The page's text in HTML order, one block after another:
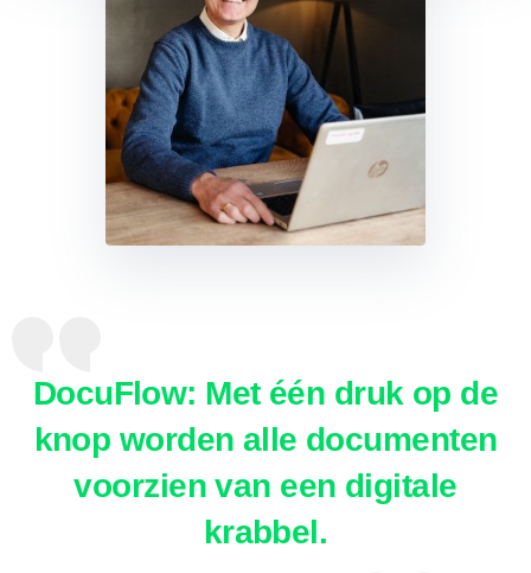
DocuFlow: Met één druk op de
knop worden alle documenten
voorzien van een digitale
krabbel.